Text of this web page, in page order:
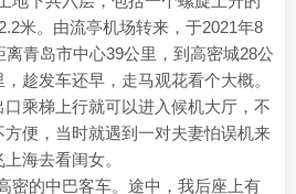
米。由流亭机场转来，于2021年8
离青岛市中心39公里，到高密城28公
趁发车还早，走马观花看个大概。
乘梯上行就可以进入候机大厅，不
便，当时就遇到一对夫妻怕误机来
海去看闺女。
密的中巴客车。途中，我后座上有